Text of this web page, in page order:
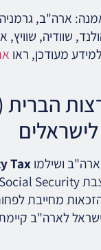
ארה"ב,
שוודיה, שוויץ,
מעודכן, ראו
ושילמוTax
ישראל לארה"ב